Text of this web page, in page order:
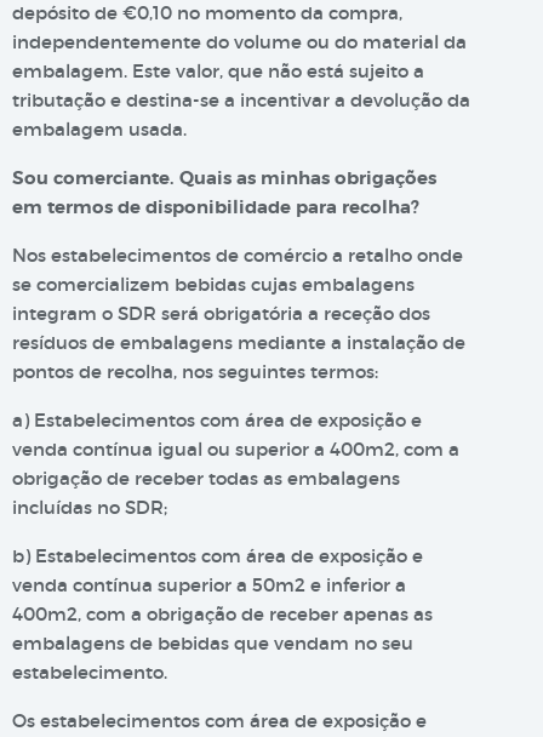
depósito de €0,10 no momento da compra,
independentemente do volume ou do material da
embalagem. Este valor, que não está sujeito a
tributação e destina-se a incentivar a devolução da
embalagem usada.
Sou comerciante. Quais as minhas obrigações
em termos de disponibilidade para recolha?
Nos estabelecimentos de comércio a retalho onde
se comercializem bebidas cujas embalagens
integram o SDR será obrigatória a receção dos
resíduos de embalagens mediante a instalação de
pontos de recolha, nos seguintes termos:
a) Estabelecimentos com área de exposição e
venda contínua igual ou superior a 400m2, com a
obrigação de receber todas as embalagens
incluídas no SDR;
b) Estabelecimentos com área de exposição e
venda contínua superior a 50m2 e inferior a
400m2, com a obrigação de receber apenas as
embalagens de bebidas que vendam no seu
estabelecimento.
Os estabelecimentos com área de exposição e